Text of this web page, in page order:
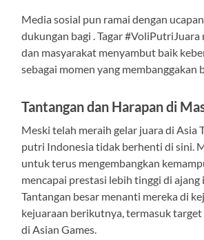
Media sosial pun ramai dengan
dukungan bagi . Tagar
dan masyarakat menyambut baik
sebagai momen yang membanggakan
Tantangan dan Harapan di
Meski telah meraih gelar juara di Asia
putri Indonesia tidak berhenti di sini.
untuk terus mengembangkan
mencapai prestasi lebih tinggi di
Tantangan besar menanti mereka di
kejuaraan berikutnya, termasuk
di Asian Games.